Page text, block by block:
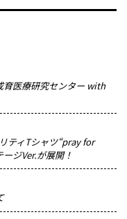
育医療研究センター with
ティTシャツ“pray for
ジVer.が展開！